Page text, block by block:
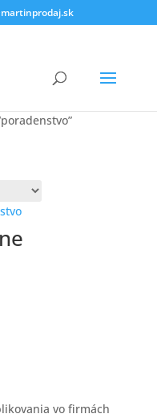
vo firmách